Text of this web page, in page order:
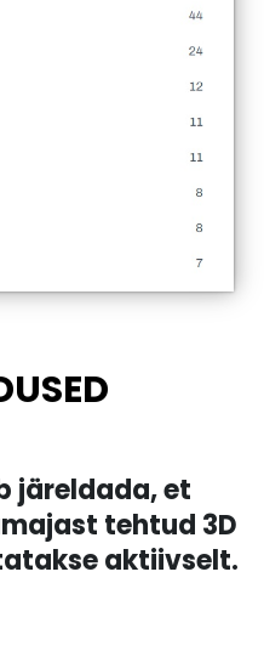
järeldada, et
tehtud 3D
aktiivselt.